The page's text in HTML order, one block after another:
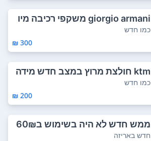
giorgio armani משקפי רכיבה מיו
חדות ונדיר...
כמו חדש
300 ₪
ktm חולצת מרוץ במצב חדש מידה
M-L ישנם עו...
כמו חדש
200 ₪
ממש חדש לא היה בשימוש ב60₪
חדש באריזה